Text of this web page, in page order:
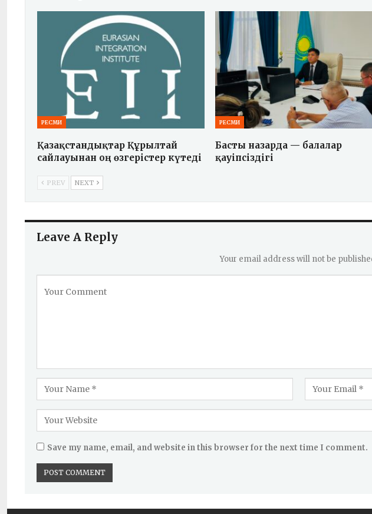
РЕСМИ
Қазақстандықтар Құрылтай
сайлауынан оң өзгерістер күтеді
РЕСМИ
Басты назарда — балалар
қауіпсіздігі
PREV NEXT
Leave A Reply
Your email address will not be
Save my name, email, and website in this browser for the next time I comment.